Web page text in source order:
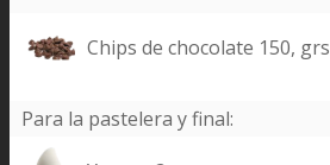
Chips de chocolate 150, grs
Para la pastelera y final: